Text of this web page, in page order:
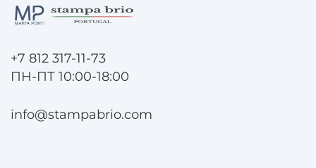
+7 812 317-11-73
ПН-ПТ 10:00-18:00
info@stampabrio.com